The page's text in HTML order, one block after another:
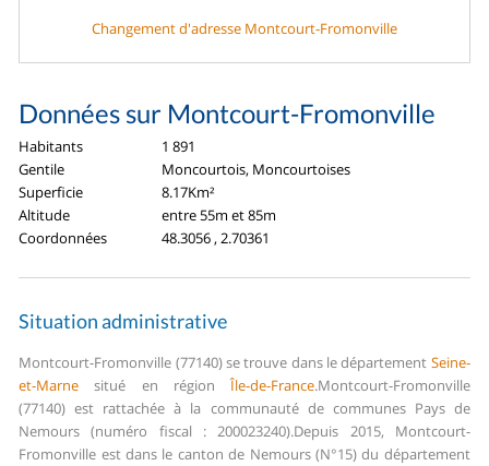
Changement d'adresse Montcourt-Fromonville
Données sur Montcourt-Fromonville
Habitants
1 891
Gentile
Moncourtois, Moncourtoises
Superficie
8.17Km²
Altitude
entre 55m et 85m
Coordonnées
48.3056 , 2.70361
Situation administrative
Montcourt-Fromonville (77140) se trouve dans le département Seine-
et-Marne situé en région Île-de-France.Montcourt-Fromonville
(77140) est rattachée à la communauté de communes Pays de
Nemours (numéro fiscal : 200023240).Depuis 2015, Montcourt-
Fromonville est dans le canton de Nemours (N°15) du département